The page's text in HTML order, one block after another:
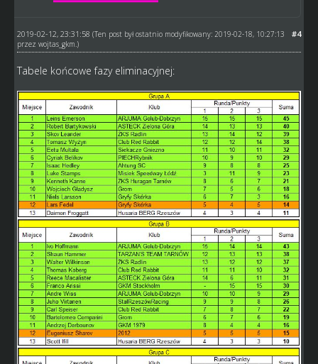
#4
2019-02-12, 23:31:58 (Ten post był ostatnio modyfikowany: 2019-02-18, 10:27:13
przez wojtas_gkm .)
Tabele końcowe fazy eliminacyjnej: